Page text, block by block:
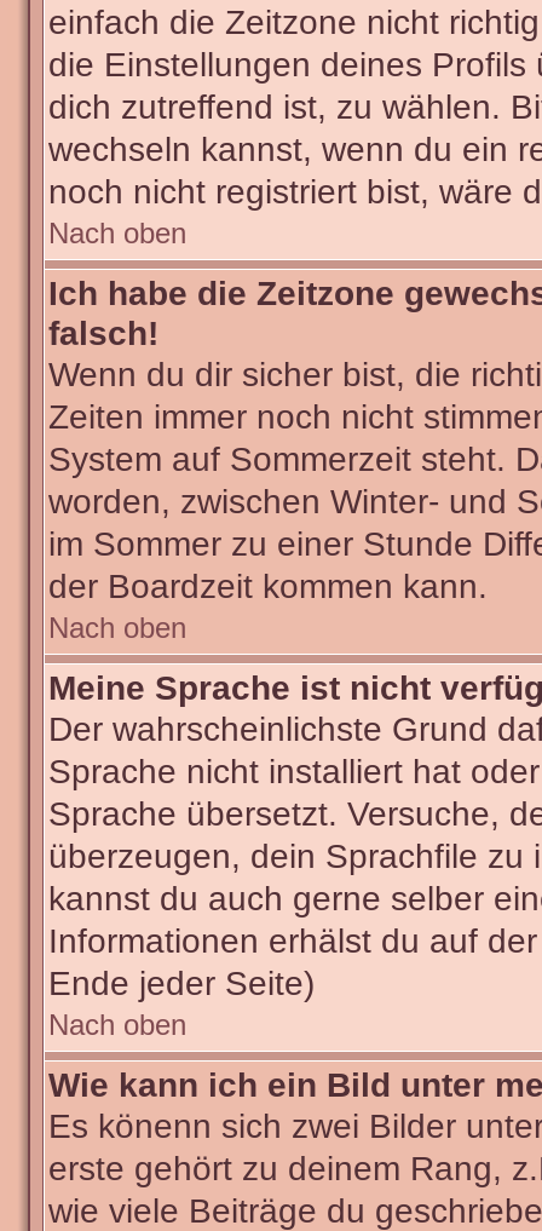
einfach die Zeitzone nicht
die Einstellungen deines
dich zutreffend ist, zu wählen.
wechseln kannst, wenn du ein
noch nicht registriert bist, wäre
Nach oben
Ich habe die Zeitzone
falsch!
Wenn du dir sicher bist, die
Zeiten immer noch nicht
System auf Sommerzeit steht.
worden, zwischen Winter- und
im Sommer zu einer Stunde
der Boardzeit kommen kann.
Nach oben
Meine Sprache ist nicht
Der wahrscheinlichste Grund
Sprache nicht installiert hat
Sprache übersetzt. Versuche,
überzeugen, dein Sprachfile zu
kannst du auch gerne selber
Informationen erhälst du auf
Ende jeder Seite)
Nach oben
Wie kann ich ein Bild unter
Es könenn sich zwei Bilder
erste gehört zu deinem Rang,
wie viele Beiträge du